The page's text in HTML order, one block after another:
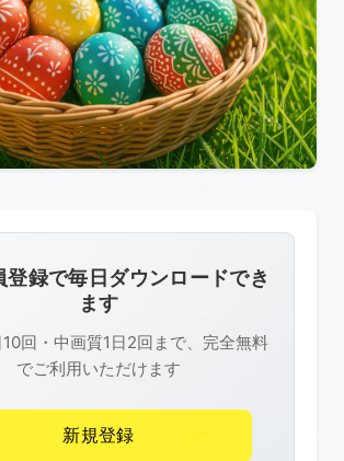
像
は
R-
FREE
作
登録で毎日ダウンロードでき
ます
回・中画質1日2回まで、完全無料
でご利用いただけます
新規登録